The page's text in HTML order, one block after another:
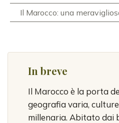
Il Marocco: una
In breve
Il Marocco è la porta
geografia varia,
millenaria. Abitato dai